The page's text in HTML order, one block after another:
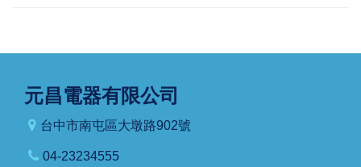
元昌電器有限公司
台中市南屯區大墩路902號
04-23234555